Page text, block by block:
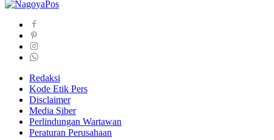
Redaksi
Kode Etik Pers
Disclaimer
Media Siber
Perlindungan Wartawan
Peraturan Perusahaan